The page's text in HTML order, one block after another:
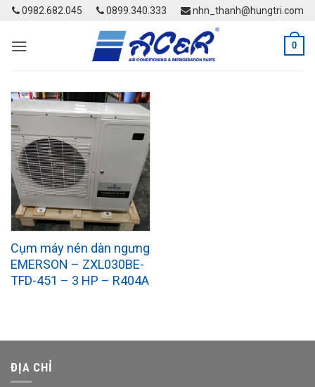
Skip
content
0982.682.045 0899.340.333 nhn_thanh@hungtri.com
0
Cụm máy nén dàn ngưng
EMERSON – ZXL030BE-
TFD-451 – 3 HP – R404A
ĐỊA CHỈ